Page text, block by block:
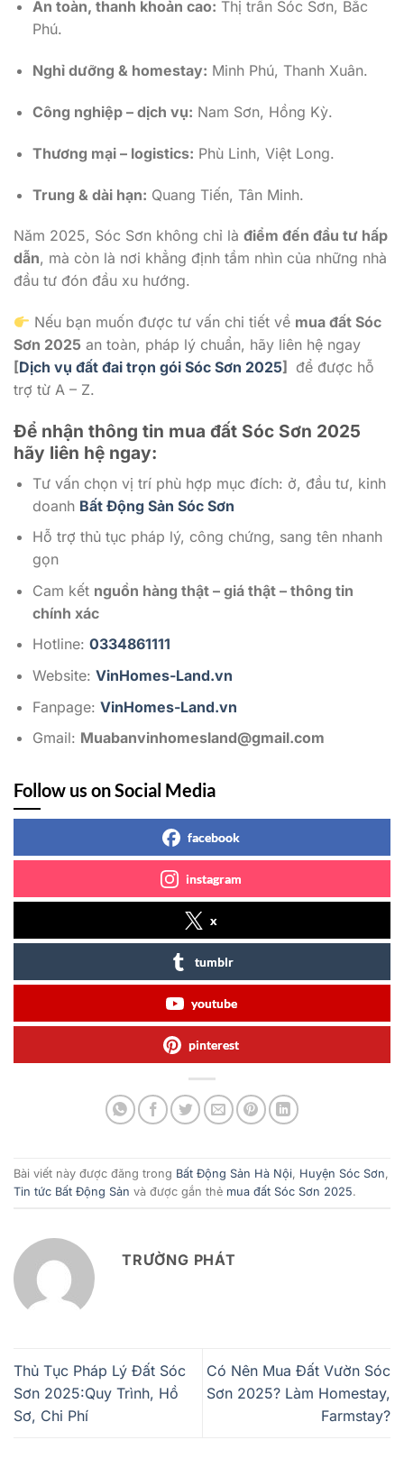
An toàn, thanh khoản cao: Thị trấn Sóc Sơn, Bắc
Phú.
Nghỉ dưỡng & homestay: Minh Phú, Thanh Xuân.
Công nghiệp – dịch vụ: Nam Sơn, Hồng Kỳ.
Thương mại – logistics: Phù Linh, Việt Long.
Trung & dài hạn: Quang Tiến, Tân Minh.
Năm 2025, Sóc Sơn không chỉ là điểm đến đầu tư hấp
dẫn, mà còn là nơi khẳng định tầm nhìn của những nhà
đầu tư đón đầu xu hướng.
Nếu bạn muốn được tư vấn chi tiết về mua đất Sóc
Sơn 2025 an toàn, pháp lý chuẩn, hãy liên hệ ngay
[Dịch vụ đất đai trọn gói Sóc Sơn 2025]
để được hỗ
trợ từ A – Z.
Để nhận thông tin mua đất Sóc Sơn 2025
hãy liên hệ ngay:
Tư vấn chọn vị trí phù hợp mục đích: ở, đầu tư, kinh
doanh Bất Động Sản Sóc Sơn
Hỗ trợ thủ tục pháp lý, công chứng, sang tên nhanh
gọn
Cam kết nguồn hàng thật – giá thật – thông tin
chính xác
Hotline: 0334861111
Website: VinHomes-Land.vn
Fanpage: VinHomes-Land.vn
Gmail: Muabanvinhomesland@gmail.com
Follow us on Social Media
facebook
instagram
x
tumblr
youtube
pinterest
Bài viết này được đăng trong Bất Động Sản Hà Nội, Huyện Sóc Sơn,
Tin tức Bất Động Sản và được gắn thẻ mua đất Sóc Sơn 2025.
TRƯỜNG PHÁT
Thủ Tục Pháp Lý Đất Sóc
Sơn 2025:Quy Trình, Hồ
Sơ, Chi Phí
Có Nên Mua Đất Vườn Sóc
Sơn 2025? Làm Homestay,
Farmstay?